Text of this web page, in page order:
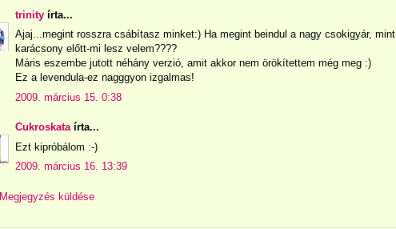
trinity írta...
Ajaj...megint rosszra csábítasz minket:) Ha megint beindul a nagy csokigyár, mint
karácsony előtt-mi lesz velem????
Máris eszembe jutott néhány verzió, amit akkor nem örökítettem még meg :)
Ez a levendula-ez nagggyon izgalmas!
2009. március 15. 0:38
Cukroskataírta...
Ezt kipróbálom :-)
2009. március 16. 13:39
Megjegyzés küldése